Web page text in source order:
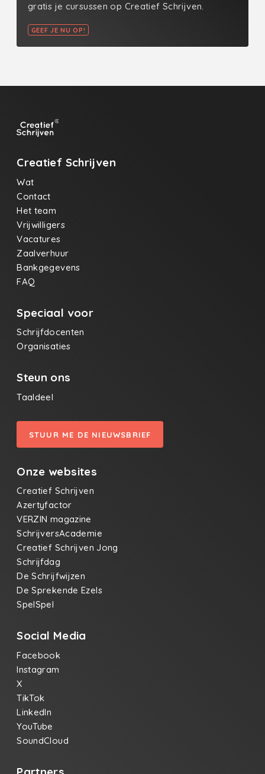
gratis je cursussen op Creatief Schrijven.
GEEF JE NU OP!
Creatief Schrijven
Wat
Contact
Het team
Vrijwilligers
Vacatures
Zaalverhuur
Bankgegevens
FAQ
Speciaal voor
Schrijfdocenten
Organisaties
Steun ons
Taaldeel
STUUR ME DE NIEUWSBRIEF
Onze websites
Creatief Schrijven
Azertyfactor
VERZIN magazine
SchrijversAcademie
Creatief Schrijven Jong
Schrijfdag
De Schrijfwijzen
De Sprekende Ezels
SpelSpel
Social Media
Facebook
Instagram
X
TikTok
LinkedIn
YouTube
SoundCloud